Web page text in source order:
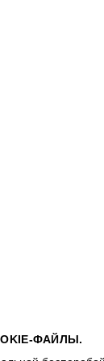
ФАЙЛЫ.